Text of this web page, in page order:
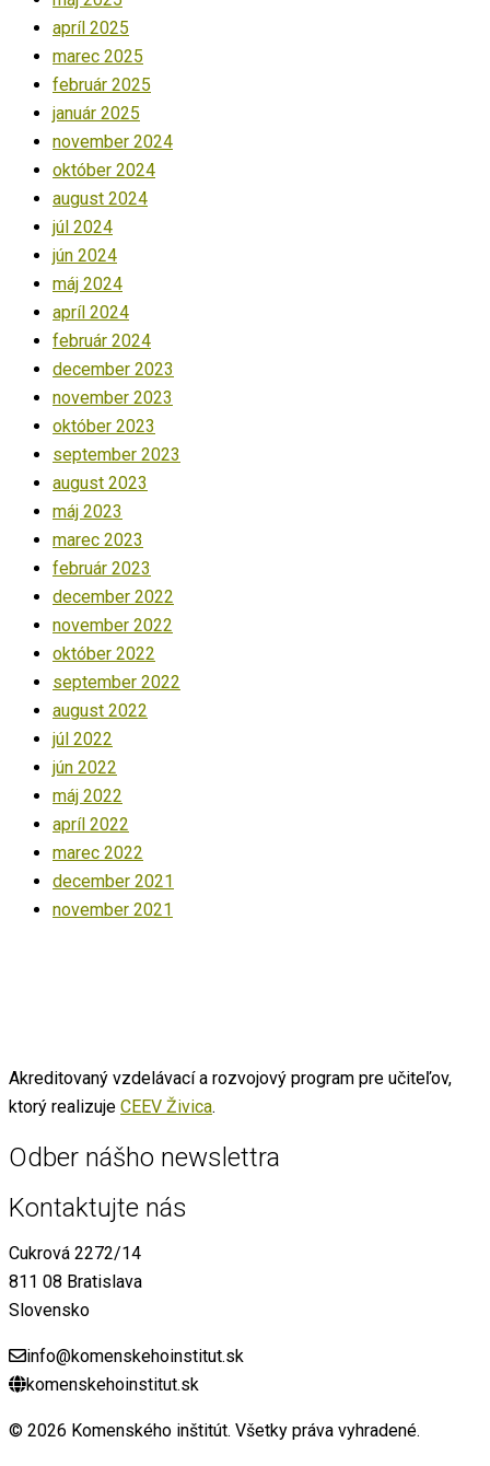
apríl 2025
marec 2025
február 2025
január 2025
november 2024
október 2024
august 2024
júl 2024
jún 2024
máj 2024
apríl 2024
február 2024
december 2023
november 2023
október 2023
september 2023
august 2023
máj 2023
marec 2023
február 2023
december 2022
november 2022
október 2022
september 2022
august 2022
júl 2022
jún 2022
máj 2022
apríl 2022
marec 2022
december 2021
november 2021
Akreditovaný vzdelávací a rozvojový program pre učiteľov,
ktorý realizuje CEEV Živica.
Odber nášho newslettra
Kontaktujte nás
Cukrová 2272/14
811 08 Bratislava
Slovensko
info@komenskehoinstitut.sk
komenskehoinstitut.sk
© 2026 Komenského inštitút. Všetky práva vyhradené.